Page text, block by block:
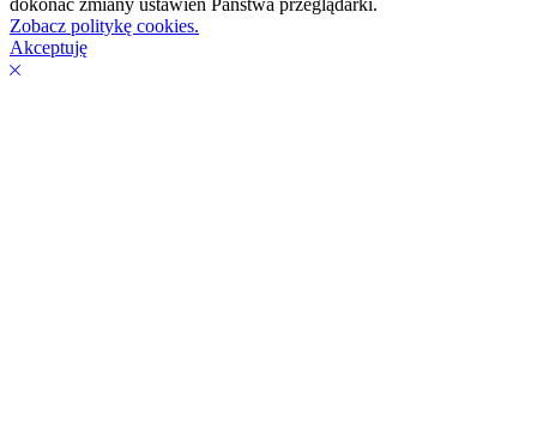
Zobacz politykę cookies.
Akceptuję